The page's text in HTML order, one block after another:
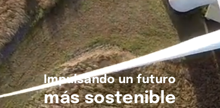
Impulsando un futuro
más sostenible